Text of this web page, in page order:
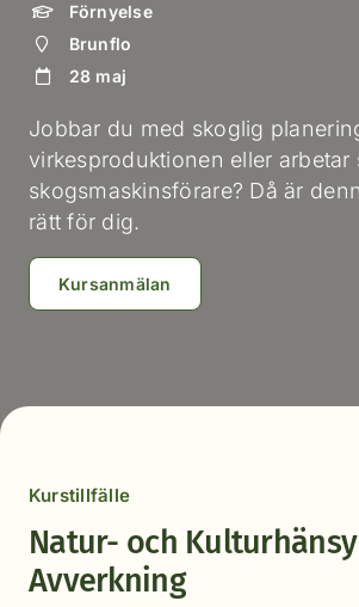
Förnyelse
Brunflo
28 maj
Jobbar du med skoglig
virkesproduktionen eller arbetar
skogsmaskinsförare? Då är
rätt för dig.
Kursanmälan
Kurstillfälle
Natur- och
Avverkning